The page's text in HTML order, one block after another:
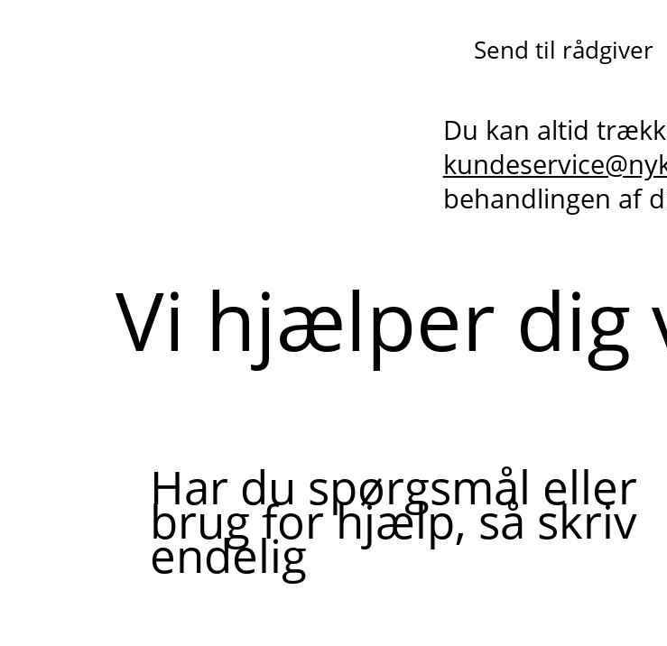
Send til rådgiver
Du kan altid
behandlingen af
Vi hjælper dig
Har du spørgsmål eller
brug for hjælp, så skriv
endelig